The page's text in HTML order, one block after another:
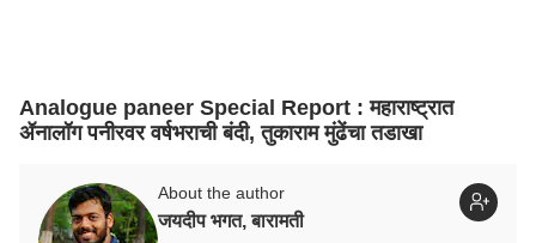
Analogue paneer Special Report : महाराष्ट्रात
ॲनालॉग पनीरवर वर्षभराची बंदी, तुकाराम मुंढेंचा तडाखा
About the author
जयदीप भगत, बारामती